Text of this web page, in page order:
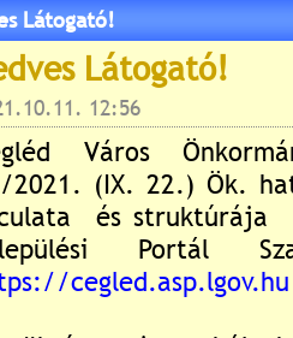
október 31-éig kell a
javaslatát küldje el
mail cím:
2022. szeptember
Csatolmány(ok):
Látogató!